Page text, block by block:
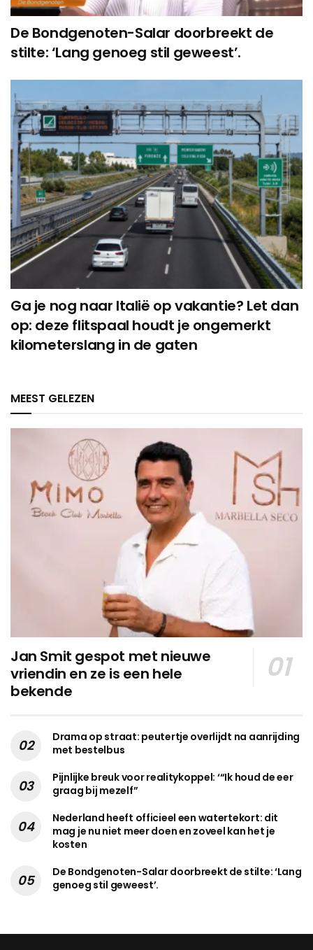
De Bondgenoten-Salar doorbreekt de
stilte: ‘Lang genoeg stil geweest’.
Ga je nog naar Italië op vakantie? Let dan
op: deze flitspaal houdt je ongemerkt
kilometerslang in de gaten
MEEST GELEZEN
Jan Smit gespot met nieuwe
vriendin en ze is een hele
bekende
Drama op straat: peutertje overlijdt na aanrijding
met bestelbus
Pijnlijke breuk voor realitykoppel: ‘“Ik houd de eer
graag bij mezelf”
Nederland heeft officieel een watertekort: dit
mag je nu niet meer doen en zoveel kan het je
kosten
De Bondgenoten-Salar doorbreekt de stilte: ‘Lang
genoeg stil geweest’.